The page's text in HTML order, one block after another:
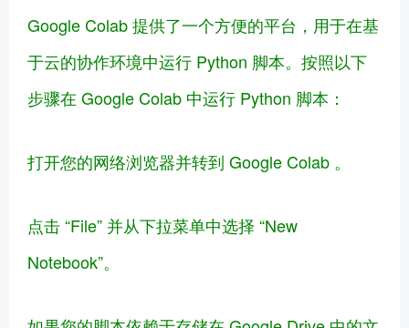
Google Colab 提供了一个方便的平台，用于在基
于云的协作环境中运行 Python 脚本。按照以下
步骤在 Google Colab 中运行 Python 脚本：
打开您的网络浏览器并转到 Google Colab 。
点击 “File” 并从下拉菜单中选择 “New
Notebook”。